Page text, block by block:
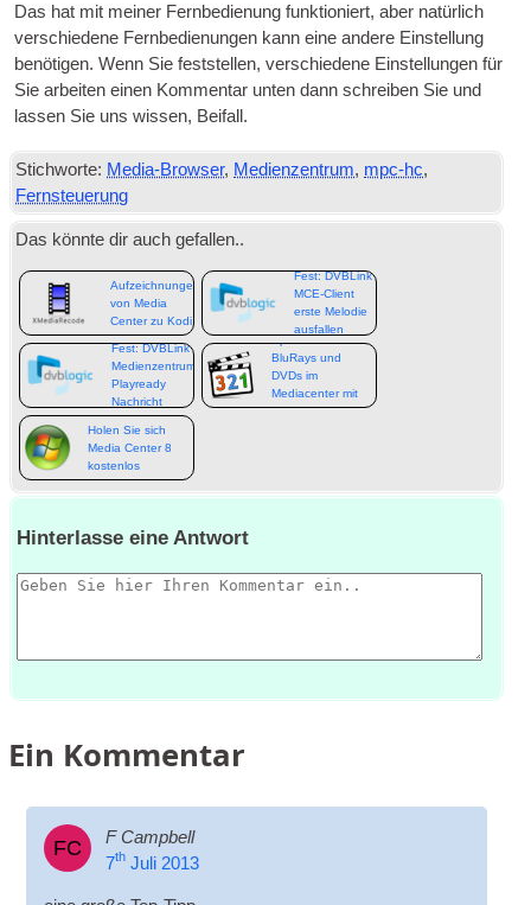
Das hat mit meiner Fernbedienung funktioniert, aber natürlich
verschiedene Fernbedienungen kann eine andere Einstellung
benötigen. Wenn Sie feststellen, verschiedene Einstellungen für
Sie arbeiten einen Kommentar unten dann schreiben Sie und
lassen Sie uns wissen, Beifall.
Stichworte: Media-Browser, Medienzentrum, mpc-hc,
Fernsteuerung
Das könnte dir auch gefallen..
Aufzeichnungen
von Media
Center zu Kodi
bewegen
Fest: DVBLink
MCE-Client
erste Melodie
ausfallen
Fest: DVBLink
Medienzentrum
Playready
Nachricht
Spielen Sie
BluRays und
DVDs im
Mediacenter mit
MPC-HC
Holen Sie sich
Media Center 8
kostenlos
Hinterlasse eine Antwort
Ein Kommentar
FC
F Campbell
7thJuli 2013